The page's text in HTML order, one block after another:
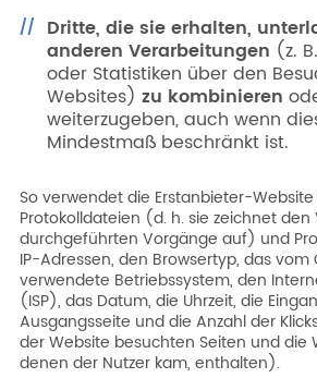
Dritte, die sie erhalten,
anderen Verarbeitungen (z.
oder Statistiken über den
Websites) zu kombinieren
weiterzugeben, auch wenn
Mindestmaß beschränkt ist.
So verwendet die Erstanbieter-
Protokolldateien (d. h. sie zeichnet
durchgeführten Vorgänge auf) und
IP-Adressen, den Browsertyp, das vom
verwendete Betriebssystem, den
(ISP), das Datum, die Uhrzeit, die
Ausgangsseite und die Anzahl der
der Website besuchten Seiten und die
denen der Nutzer kam, enthalten).